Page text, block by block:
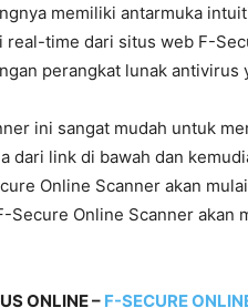
memiliki antarmuka
real-time dari situs web F-
perangkat lunak antivirus
ini sangat mudah untuk
dari link di bawah dan
Online Scanner akan
Secure Online Scanner akan
ONLINE – F-SECURE